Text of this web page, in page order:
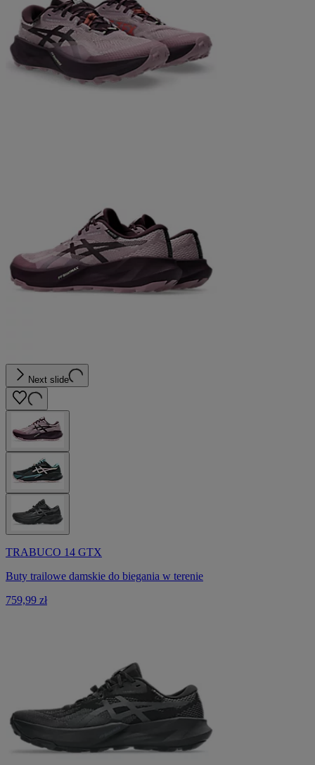
Next slide
TRABUCO 14 GTX
Buty trailowe damskie do biegania w terenie
759,99 zł